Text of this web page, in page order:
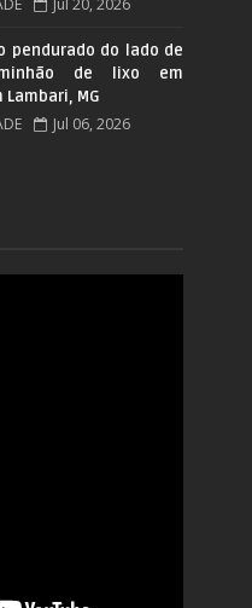
pendurado do lado de
de lixo em
MG
Jul 06, 2026